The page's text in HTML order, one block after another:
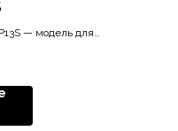
— модель для